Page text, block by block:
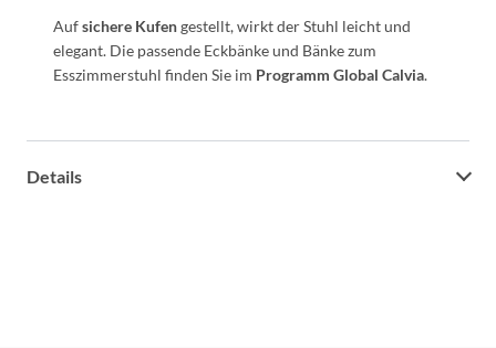
Aufsichere Kufengestellt, wirkt der Stuhl leicht und
elegant. Die passende Eckbänke und Bänke zum
Esszimmerstuhl finden Sie im Programm Global Calvia.
Details